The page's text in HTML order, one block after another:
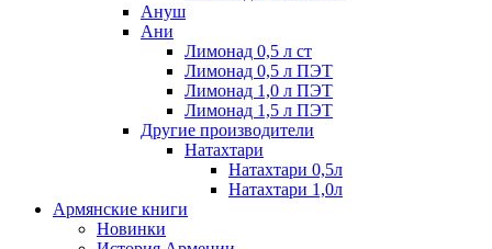
Ануш
Ани
Лимонад 0,5 л ст
Лимонад 0,5 л ПЭТ
Лимонад 1,0 л ПЭТ
Лимонад 1,5 л ПЭТ
Другие производители
Натахтари
Натахтари 0,5л
Натахтари 1,0л
Армянские книги
Новинки